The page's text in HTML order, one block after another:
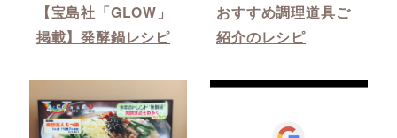
【宝島社「GLOW」
掲載】発酵鍋レシピ
おすすめ調理道具ご
紹介のレシピ